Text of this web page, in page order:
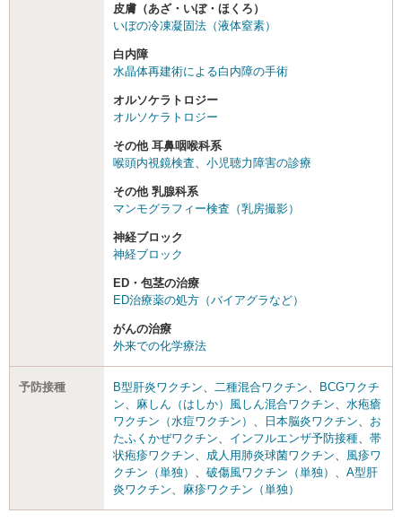
皮膚（あざ・いぼ・ほくろ）
いぼの冷凍凝固法（液体窒素）
白内障
水晶体再建術による白内障の手術
オルソケラトロジー
オルソケラトロジー
その他 耳鼻咽喉科系
喉頭内視鏡検査、 小児聴力障害の診療
その他 乳腺科系
マンモグラフィー検査（乳房撮影）
神経ブロック
神経ブロック
ED・包茎の治療
ED治療薬の処方（バイアグラなど）
がんの治療
外来での化学療法
予防接種 B型肝炎ワクチン、 二種混合ワクチン、
BCGワクチ
ン、 麻しん（はしか）風しん混合ワクチン、 水疱瘡
ワクチン（水痘ワクチン） 、 日本脳炎ワクチン、 お
たふくかぜワクチン、 インフルエンザ予防接種、 帯
状疱疹ワクチン、 成人用肺炎球菌ワクチン、 風疹ワ
クチン（単独） 、 破傷風ワクチン（単独） 、 A型肝
炎ワクチン、 麻疹ワクチン（単独）